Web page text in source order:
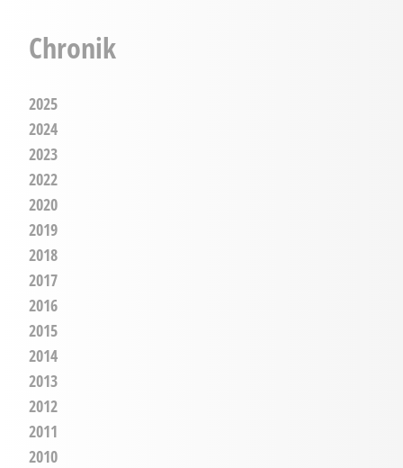
Chronik
2025
2024
2023
2022
2020
2019
2018
2017
2016
2015
2014
2013
2012
2011
2010